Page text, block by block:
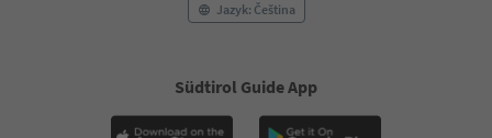
Jazyk: Čeština
Südtirol Guide App